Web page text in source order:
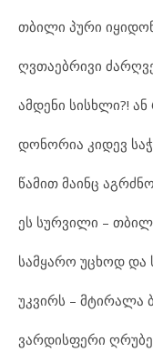
თბილი პური იყი
ღვთაებრივი ძარღ
ამდენი სისხლი?! ან
დონორია კიდევ სა
წამით მაინც აგრძნო
ეს სურვილი – თბი
სამყარო უცხოდ და
უკვირს – მტირალა
ვარდისფერი ღრუბე